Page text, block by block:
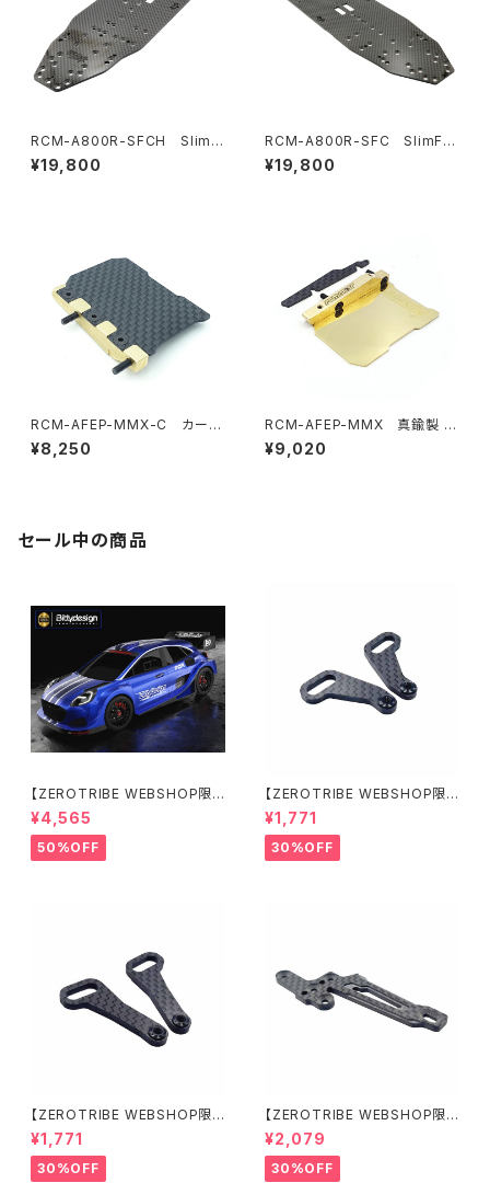
RCM-A800R-SFCH SlimFl
ex 2.2mm ハードカーボンシャ
ーシ Awesomatix A800R用
¥19,800
RCM-A800R-SFC SlimFle
x 2.2mm カーボンシャーシ Aw
esomatix A800R用
¥19,800
RCM-AFEP-MMX-C カーボ
ン製 12g アジャスタブルフロー
ティングエレクトリックプレート
¥8,250
RCM-AFEP-MMX 真鍮製 2
3g アジャスタブルフローティン
グエレクトリックプレートセット
¥9,020
セール中の商品
【ZEROTRIBE WEBSHOP限
定価格】BDRX-190P10R P1
0R クリアーボディ 1/10 ラリー
190mm ライトウェイト
¥4,565
50%OFF
【ZEROTRIBE WEBSHOP限
定価格】RCM-X4-CSAR カ
ーボンリアステアリングアームセ
ット XRAY X4用
¥1,771
30%OFF
【ZEROTRIBE WEBSHOP限
定価格】RCM-X4-CSAF カ
ーボンフロントステアリングアー
ムセット XRAY X4用
¥1,771
30%OFF
【ZEROTRIBE WEBSHOP限
定価格】RCM-X4-FSM-F G
eoCarbon フローティングフロ
ントサーボマウント XRAY X4用
¥2,079
30%OFF